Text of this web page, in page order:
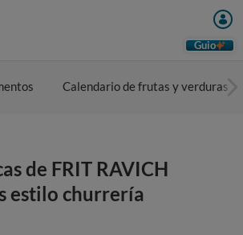
Guio
Calendario de frutas y verduras
de FRIT RAVICH
estilo churrería